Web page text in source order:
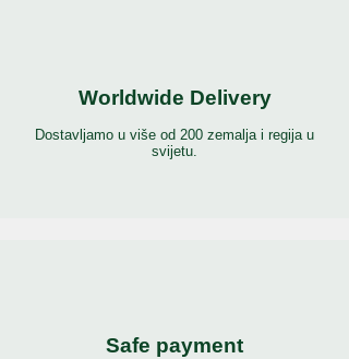
Worldwide Delivery
Dostavljamo u više od 200 zemalja i regija u
svijetu.
Safe payment